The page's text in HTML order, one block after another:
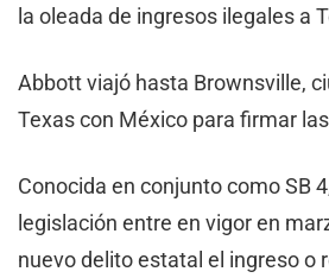
la oleada de ingresos ilegales a
Abbott viajó hasta Brownsville,
Texas con México para firmar
Conocida en conjunto como SB
legislación entre en vigor en
nuevo delito estatal el ingreso o